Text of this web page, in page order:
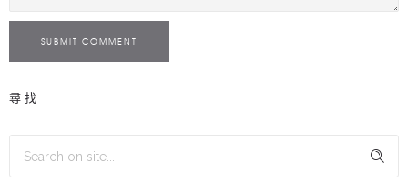
SUBMIT COMMENT
尋找